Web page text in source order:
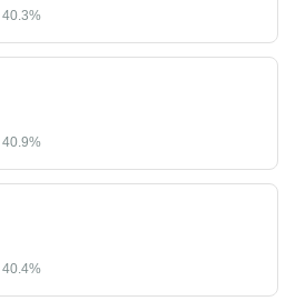
40.3%
40.9%
40.4%